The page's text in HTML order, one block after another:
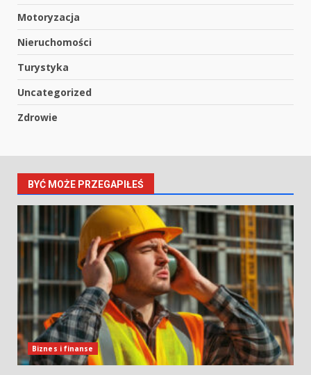
Motoryzacja
Nieruchomości
Turystyka
Uncategorized
Zdrowie
BYĆ MOŻE PRZEGAPIŁEŚ
Biznes i finanse